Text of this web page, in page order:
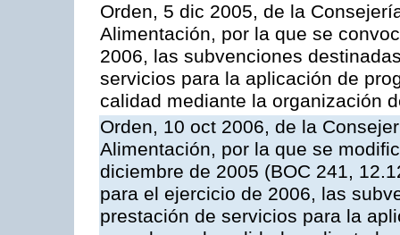
Orden, 5 dic 2005, de la
Alimentación, por la que se
2006, las subvenciones
servicios para la aplicación de
calidad mediante la organización
Orden, 10 oct 2006, de la
Alimentación, por la que se
diciembre de 2005 (BOC 241,
para el ejercicio de 2006, las
prestación de servicios para la